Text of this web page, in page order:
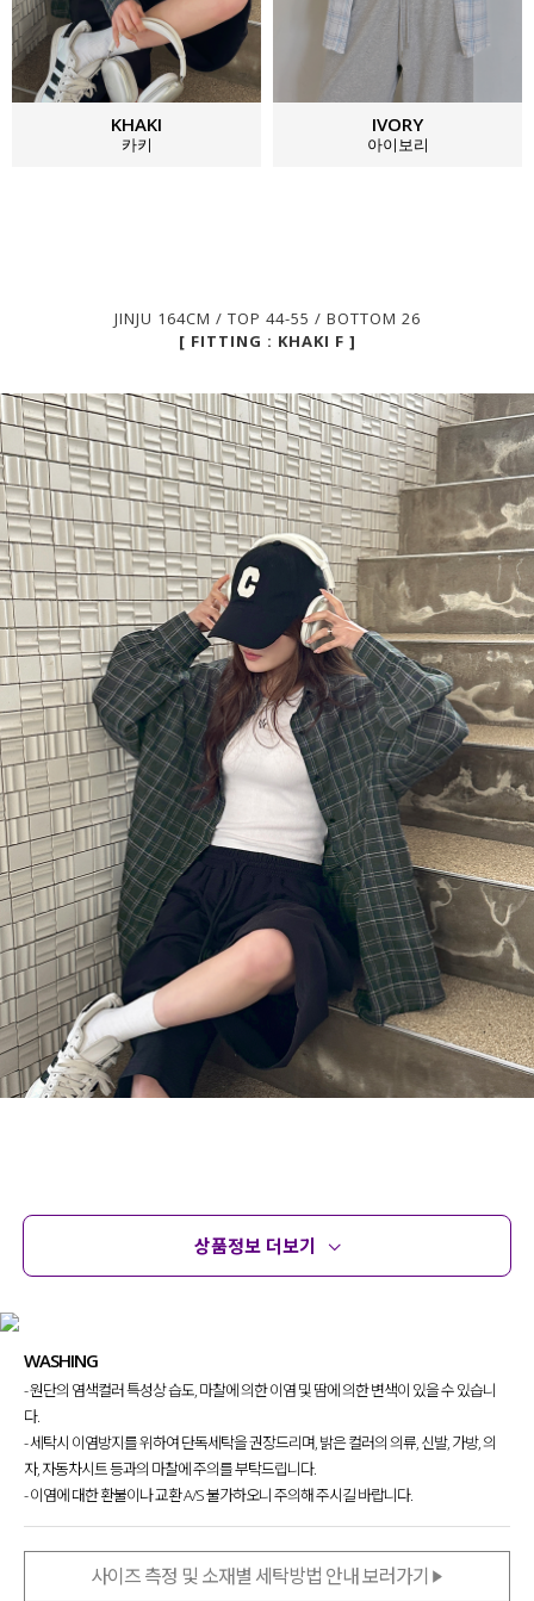
KHAKI
카키
IVORY
아이보리
JINJU 164CM / TOP 44-55 / BOTTOM 26
[ FITTING : KHAKI F ]
상품정보 더보기
WASHING
- 원단의 염색컬러 특성상 습도, 마찰에 의한 이염 및 땀에 의한 변색이 있을 수 있습니
다.
- 세탁시 이염방지를 위하여 단독세탁을 권장드리며, 밝은 컬러의 의류, 신발, 가방, 의
자, 자동차시트 등과의 마찰에 주의를 부탁드립니다.
- 이염에 대한 환불이나 교환 A/S 불가하오니 주의해 주시길 바랍니다.
사이즈 측정 및 소재별 세탁방법 안내 보러가기